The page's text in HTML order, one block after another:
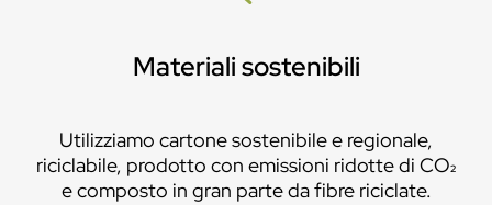
Materiali sostenibili
Utilizziamo cartone sostenibile e regionale,
riciclabile, prodotto con emissioni ridotte di CO₂
e composto in gran parte da fibre riciclate.